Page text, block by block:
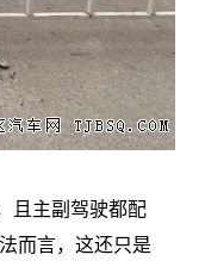
且主副驾驶都配
而言，这还只是